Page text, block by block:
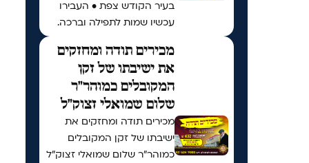
בעיר הקודש צפת • העבירו
עכשיו שמות לתפילה וברכה.
מכירים תודה ומחזקים
את ישיבתו של זקן
המקובלים כמוהר"ר
שלום שמואלי זצוק"ל
מכירים תודה ומחזקים את
ישיבתו של זקן המקובלים
כמוהר"ר שלום שמואלי זצוק"ל